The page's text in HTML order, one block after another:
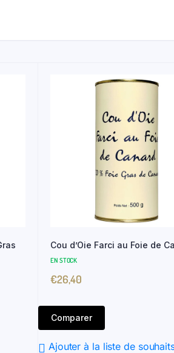
Cou d’Oie Farci au Foie de
EN STOCK
€26,40
Comparer
Ajouter à la liste de